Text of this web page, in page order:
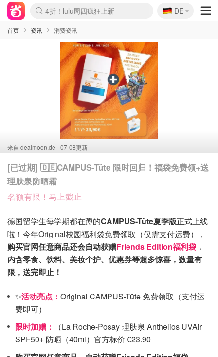
Boticinal 夏促开抢！
4折！lulu周四疯狂上新
还没结束！&OtherStories大促
Joybuy变相75折 随时失效
速领！Stanley独家85折
疑似霸哥！Camper额外叠85折
Zalando 奥莱闪促！每日更新
Moncler反季囤！5折起+叠9折
Coach Brooklyn仅€192
🇩🇪
DE
首页 资讯 消费资讯
来自 dealmoon.de 07-08更新
[已过期] 🇩🇪CAMPUS-Tüte 限时回归！福袋免费领+送
理肤泉防晒霜
名额有限！马上截止
德国留学生每学期都在蹲的CAMPUS-Tüte夏季版正式上线
啦！今年Original校园福利袋免费领取（仅需支付运费），
购买官网任意商品还会自动获赠Friends Edition福利袋 ，
内含零食、饮料、美妆个护、优惠券等超多惊喜，数量有
限，送完即止！
✨活动亮点： Original CAMPUS-Tüte 免费领取（支付运
费即可）
限时加赠：
（La Roche-Posay 理肤泉 Anthelios UVAir
SPF50+ 防晒（40ml）官方标价 €23.90